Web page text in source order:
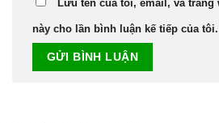
Lưu tên của tôi, email, và
này cho lần bình luận kế tiếp của tôi.